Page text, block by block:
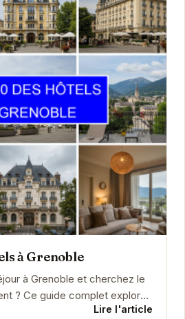
à Grenoble
à Grenoble et cherchez le
explore
de chambresLire l'article